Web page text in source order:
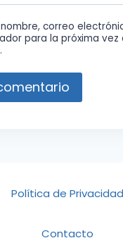
correo
para la próxima vez
Política de Privacidad
Contacto